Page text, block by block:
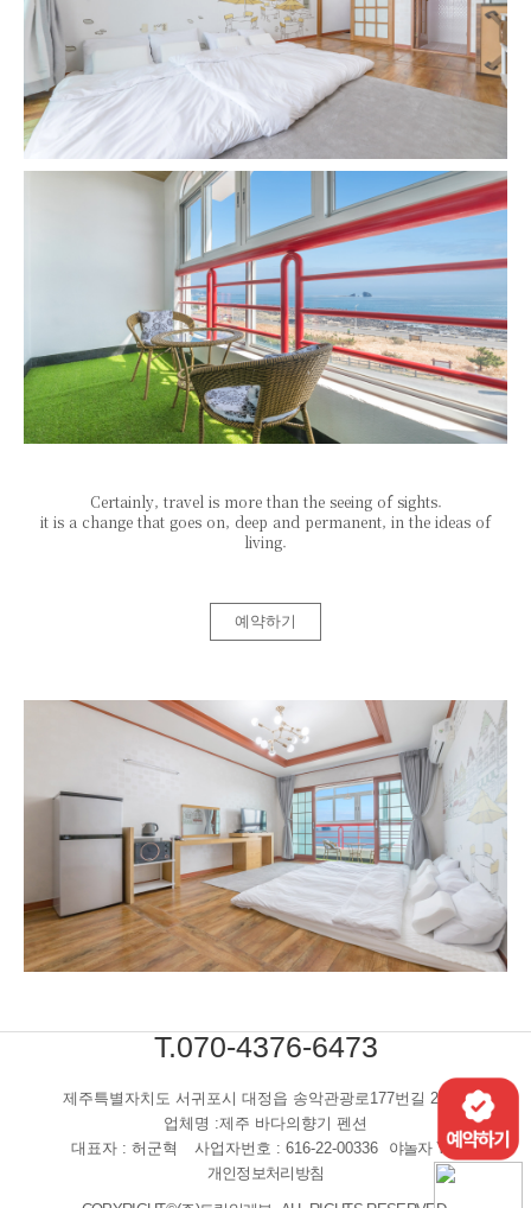
Certainly, travel is more than the seeing of sights.
it is a change that goes on, deep and permanent, in the ideas of
living.
예약하기
T.070-4376-6473
제주특별자치도 서귀포시 대정읍 송악관광로177번길 254-6
업체명 :제주 바다의향기 펜션
대표자 : 허군혁
사업자번호 : 616-22-00336
야놀자 YBS
개인정보처리방침